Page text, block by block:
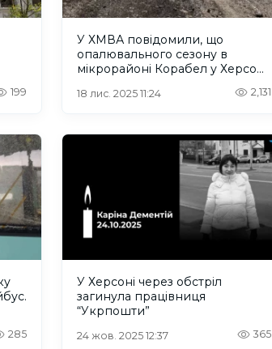
199
У ХМВА повідомили, що
опалювального сезону в
мікрорайоні Корабел у Херсоні
18 лис. 2025 11:24 2,131
285
У Херсоні через обстріл
загинула працівниця
“Укрпошти”
24 жов. 2025 12:37 365